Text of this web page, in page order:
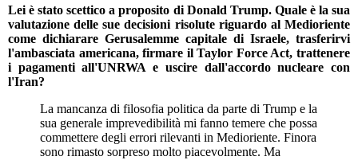
Lei è stato scettico a proposito di Donald Trump. Quale è la sua
valutazione delle sue decisioni risolute riguardo al Medioriente
come dichiarare Gerusalemme capitale di Israele, trasferirvi
l'ambasciata americana, firmare il Taylor Force Act, trattenere
i pagamenti all'UNRWA e uscire dall'accordo nucleare con
l'Iran?
La mancanza di filosofia politica da parte di Trump e la
sua generale imprevedibilità mi fanno temere che possa
commettere degli errori rilevanti in Medioriente. Finora
sono rimasto sorpreso molto piacevolmente. Ma